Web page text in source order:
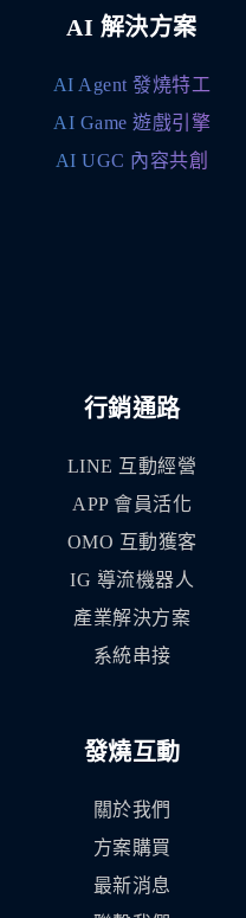
AI 解決方案
AI Agent 發燒特工
AI Game 遊戲引擎
AI UGC 內容共創
行銷通路
LINE 互動經營
APP 會員活化
OMO 互動獲客
IG 導流機器人
產業解決方案
系統串接
發燒互動
關於我們
方案購買
最新消息